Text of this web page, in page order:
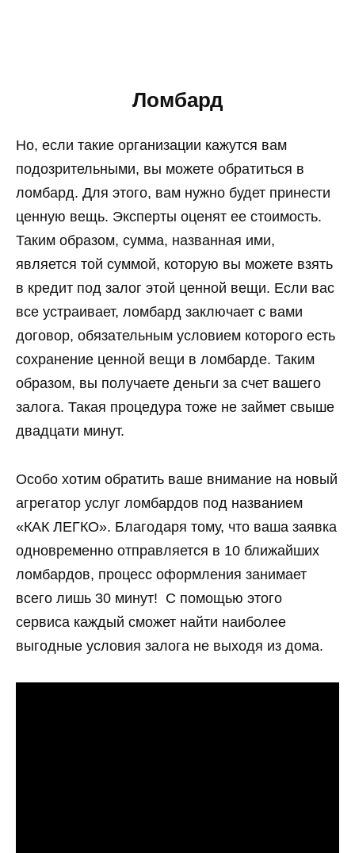
Ломбард
Но, если такие организации кажутся вам
подозрительными, вы можете обратиться в
ломбард. Для этого, вам нужно будет принести
ценную вещь. Эксперты оценят ее стоимость.
Таким образом, сумма, названная ими,
является той суммой, которую вы можете взять
в кредит под залог этой ценной вещи. Если вас
все устраивает, ломбард заключает с вами
договор, обязательным условием которого есть
сохранение ценной вещи в ломбарде. Таким
образом, вы получаете деньги за счет вашего
залога. Такая процедура тоже не займет свыше
двадцати минут.
Особо хотим обратить ваше внимание на новый
агрегатор услуг ломбардов под названием
«КАК ЛЕГКО». Благодаря тому, что ваша заявка
одновременно отправляется в 10 ближайших
ломбардов, процесс оформления занимает
всего лишь 30 минут! С помощью этого
сервиса каждый сможет найти наиболее
выгодные условия залога не выходя из дома.